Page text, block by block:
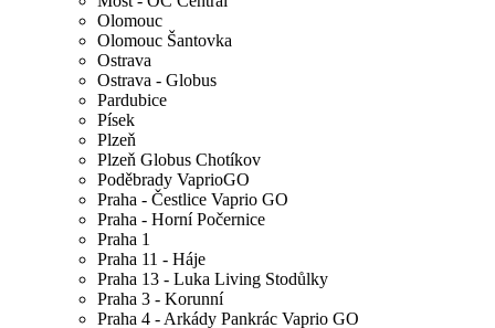
Olomouc
Olomouc Šantovka
Ostrava
Ostrava - Globus
Pardubice
Písek
Plzeň
Plzeň Globus Chotíkov
Poděbrady VaprioGO
Praha - Čestlice Vaprio GO
Praha - Horní Počernice
Praha 1
Praha 11 - Háje
Praha 13 - Luka Living Stodůlky
Praha 3 - Korunní
Praha 4 - Arkády Pankrác Vaprio GO